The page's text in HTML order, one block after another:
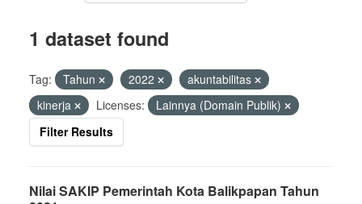
1 dataset found
Tag: Tahun 2022
akuntabilitas
kinerja
Licenses:
Lainnya (Domain Publik)
Filter Results
Nilai SAKIP Pemerintah Kota Balikpapan Tahun